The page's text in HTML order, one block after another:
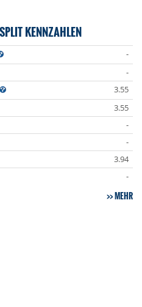
KENNZAHLEN
-
-
3.55
3.55
-
-
3.94
-
MEHR